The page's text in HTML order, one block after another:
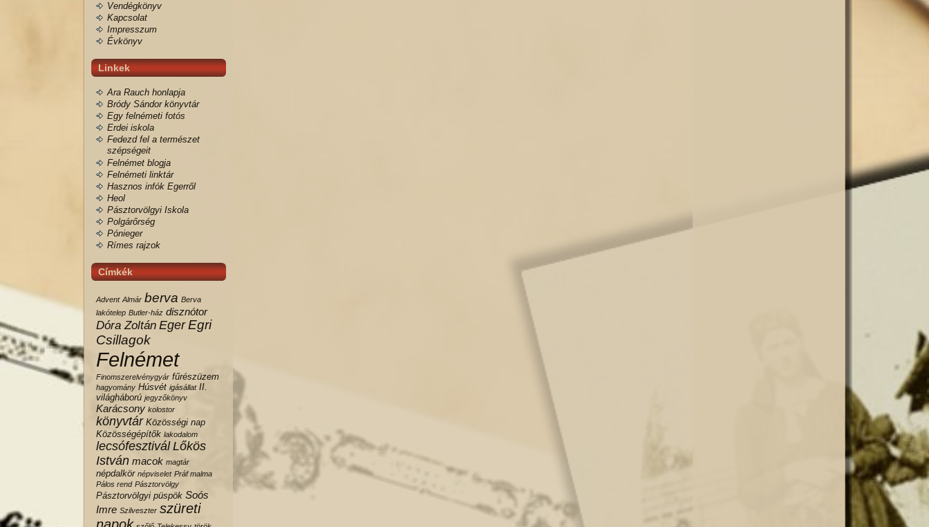
Vendégkönyv
Kapcsolat
Impresszum
Évkönyv
Linkek
Ara Rauch honlapja
Bródy Sándor könyvtár
Egy felnémeti fotós
Erdei iskola
Fedezd fel a természet
szépségeit
Felnémet blogja
Felnémeti linktár
Hasznos infók Egerről
Heol
Pásztorvölgyi Iskola
Polgárőrség
Pónieger
Rímes rajzok
Címkék
Advent Almár berva Berva
lakótelep Butler-ház disznótor
Dóra Zoltán Eger Egri
Csillagok
Felnémet
Finomszerelvénygyár fűrészüzem
hagyomány Húsvét igásállat II.
világháború jegyzőkönyv
Karácsony kolostor
könyvtár Közösségi nap
Közösségépítők lakodalom
lecsófesztivál Lőkös
István macok magtár
népdalkör népviselet Práf malma
Pálos rend Pásztorvölgy
Pásztorvölgyi püspök Soós
Imre Szilveszter szüreti